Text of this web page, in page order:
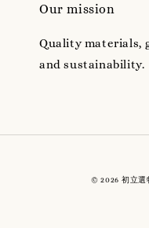
Our mission
Quality materials,
and sustainability.
© 2026 初立選